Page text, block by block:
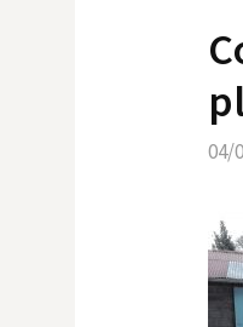
04/